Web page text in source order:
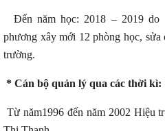
Đến năm học: 2018 – 2019 do
phương xây mới 12 phòng học, sửa
trường.
* Cán bộ quản lý qua các thời kì:
Từ năm1996 đến năm 2002 Hiệu